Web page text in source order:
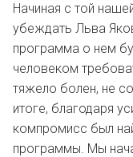
Начиная с той
убеждать Льва
программа о нем
человеком
тяжело болен, не
итоге, благодаря
компромисс был
программы. Мы